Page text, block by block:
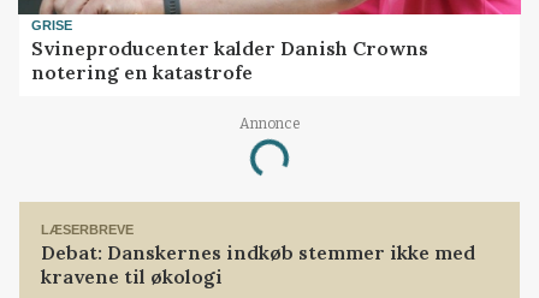
GRISE
Svineproducenter kalder Danish Crowns
notering en katastrofe
Annonce
Loading...
LÆSERBREVE
Debat: Danskernes indkøb stemmer ikke med
kravene til økologi